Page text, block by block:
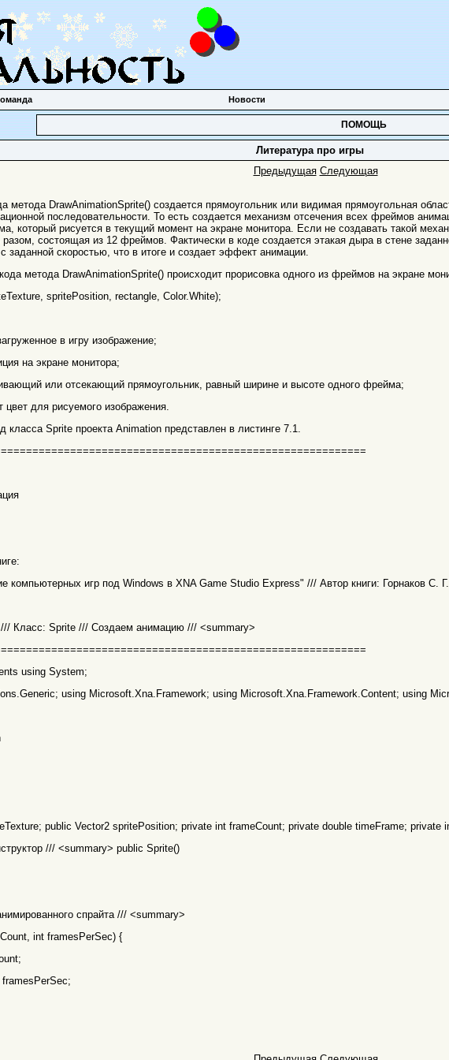
Новости
ПОМОЩЬ
Литература про игры
Предыдущая Следующая
метода DrawAnimationSprite() создается прямоугольник или видимая прямоугольная
последовательности. То есть создается механизм отсечения всех фреймов
который рисуется в текущий момент на экране монитора. Если не создавать такой
разом, состоящая из 12 фреймов. Фактически в коде создается этакая дыра в стене
заданной скоростью, что в итоге и создает эффект анимации.
метода DrawAnimationSprite() происходит прорисовка одного из фреймов на экране
spritePosition, rectangle, Color.White);
в игру изображение;
на экране монитора;
или отсекающий прямоугольник, равный ширине и высоте одного фрейма;
цвет для рисуемого изображения.
класса Sprite проекта Animation представлен в листинге 7.1.
компьютерных игр под Windows в XNA Game Studio Express" /// Автор книги: Горнаков С. Г.
Класс: Sprite /// Создаем анимацию /// <summary>
using System;
using Microsoft.Xna.Framework; using Microsoft.Xna.Framework.Content; using
public Vector2 spritePosition; private int frameCount; private double timeFrame; private
/// <summary> public Sprite()
спрайта /// <summary>
int framesPerSec) {